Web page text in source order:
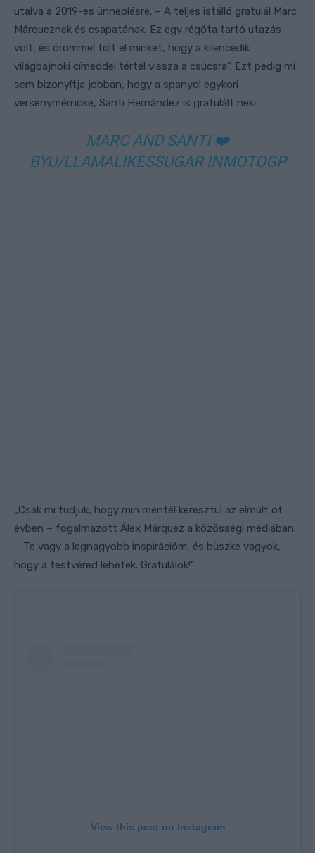
utalva a 2019-es ünneplésre. – A teljes istálló gratulál Marc
Márqueznek és csapatának. Ez egy régóta tartó utazás
volt, és örömmel tölt el minket, hogy a kilencedik
világbajnoki címeddel tértél vissza a csúcsra”. Ezt pedig mi
sem bizonyítja jobban, hogy a spanyol egykori
versenymérnöke, Santi Hernández is gratulált neki.
MARC AND SANTI ❤️
BYU/LLAMALIKESSUGARINMOTOGP
„Csak mi tudjuk, hogy min mentél keresztül az elmúlt öt
évben – fogalmazott Álex Márquez a közösségi médiában.
– Te vagy a legnagyobb inspirációm, és büszke vagyok,
hogy a testvéred lehetek. Gratulálok!”
View this post on Instagram